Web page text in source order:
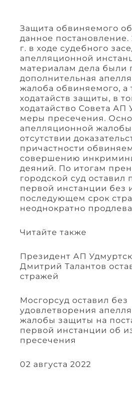
Защита обвиняемого
данное постановление.
г. в ходе судебного
апелляционной
материалам дела
дополнительная
жалоба обвиняемого, а
ходатайств защиты, в
ходатайство Совета АП
меры пресечения.
апелляционной
отсутствии
причастности
совершению
деяний. По итогам
городской суд оставил
первой инстанции без
последующем срок
неоднократно
Читайте также
Президент АП
Дмитрий Талантов
стражей
Мосгорсуд оставил без
удовлетворения
жалобы защиты на
первой инстанции об
пресечения
02 августа 2022